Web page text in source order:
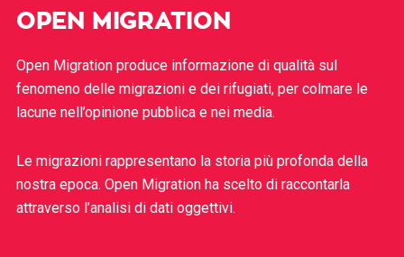
OPEN MIGRATION
Open Migration produce informazione di qualità sul
fenomeno delle migrazioni e dei rifugiati, per colmare le
lacune nell’opinione pubblica e nei media.
Le migrazioni rappresentano la storia più profonda della
nostra epoca. Open Migration ha scelto di raccontarla
attraverso l’analisi di dati oggettivi.